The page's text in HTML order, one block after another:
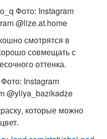
Фото: Instagram
@lize.at.home
смотрятся в
совмещать с
оттенка.
Instagram
@yliya_bazikadze
которые можно